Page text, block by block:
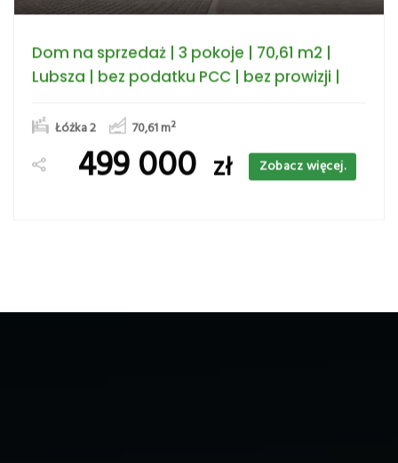
Dom na sprzedaż | 3 pokoje | 70,61 m2 |
Lubsza | bez podatku PCC | bez prowizji |
Łóżka 2 70,61m²
499 000 zł Zobacz więcej.